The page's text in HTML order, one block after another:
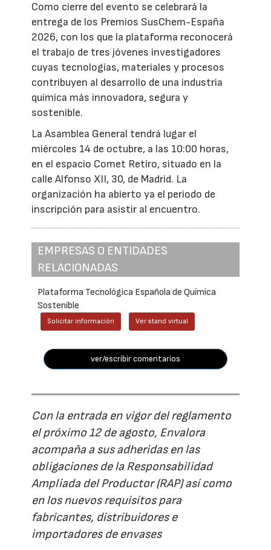
Como cierre del evento se celebrará la
entrega de los Premios SusChem-España
2026, con los que la plataforma reconocerá
el trabajo de tres jóvenes investigadores
cuyas tecnologías, materiales y procesos
contribuyen al desarrollo de una industria
química más innovadora, segura y
sostenible.
La Asamblea General tendrá lugar el
miércoles 14 de octubre, a las 10:00 horas,
en el espacio Comet Retiro, situado en la
calle Alfonso XII, 30, de Madrid. La
organización ha abierto ya el periodo de
inscripción para asistir al encuentro.
EMPRESAS O ENTIDADES
RELACIONADAS
Plataforma Tecnológica Española de Química
Sostenible
Solicitar información Ver stand virtual
ver/escribir comentarios
Con la entrada en vigor del reglamento
el próximo 12 de agosto, Envalora
acompaña a sus adheridas en las
obligaciones de la Responsabilidad
Ampliada del Productor (RAP) así como
en los nuevos requisitos para
fabricantes, distribuidores e
importadores de envases